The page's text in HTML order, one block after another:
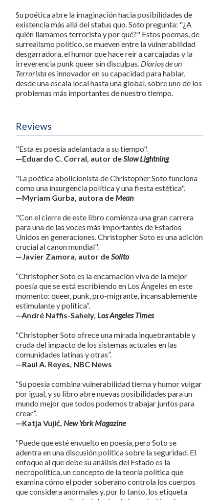
Su poética abre la imaginación hacia posibilidades de
existencia más allá del status quo. Soto pregunta: "¿A
quién llamamos terrorista y por qué?" Estos poemas, de
surrealismo político, se mueven entre la vulnerabilidad
desgarradora, el humor que hace reír a carcajadas y la
irreverencia punk queer sin disculpas. Diarios de un
Terroristaes innovador en su capacidad para hablar,
desde una escala local hasta una global, sobre uno de los
problemas más importantes de nuestro tiempo.
Reviews
"Esta es poesía adelantada a su tiempo".
—Eduardo C. Corral, autor deSlow Lightning
"La poética abolicionista de Christopher Soto funciona
como una insurgencia política y una fiesta estética".
—Myriam Gurba, autora de Mean
"Con el cierre de este libro comienza una gran carrera
para una de las voces más importantes de Estados
Unidos en generaciones. Christopher Soto es una adición
crucial al canon mundial".
—Javier Zamora, autor deSolito
“Christopher Soto es la encarnación viva de la mejor
poesía que se está escribiendo en Los Ángeles en este
momento: queer, punk, pro-migrante, incansablemente
estimulante y política”.
—André Naffis-Sahely, Los Angeles Times
“Christopher Soto ofrece una mirada inquebrantable y
cruda del impacto de los sistemas actuales en las
comunidades latinas y otras”.
—Raul A. Reyes, NBC News
“Su poesía combina vulnerabilidad tierna y humor vulgar
por igual, y su libro abre nuevas posibilidades para un
mundo mejor que todos podemos trabajar juntos para
crear”.
—Katja Vujić, New York Magazine
“Puede que esté envuelto en poesía, pero Soto se
adentra en una discusión política sobre la seguridad. El
enfoque al que debe su análisis del Estado es la
necropolítica, un concepto de la teoría política que
examina cómo el poder soberano controla los cuerpos
que considera anormales y, por lo tanto, los etiqueta